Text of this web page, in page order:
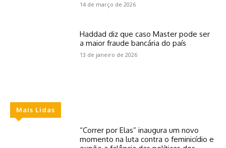
14 de março de 2026
Haddad diz que caso Master pode ser
a maior fraude bancária do país
13 de janeiro de 2026
Mais Lidas
“Correr por Elas” inaugura um novo
momento na luta contra o feminicídio e